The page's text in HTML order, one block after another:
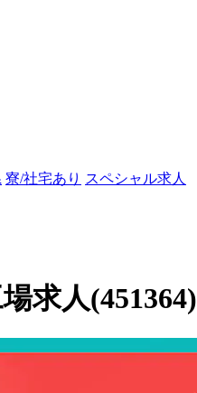
寮/社宅あり スペシャル求人
求人(451364)